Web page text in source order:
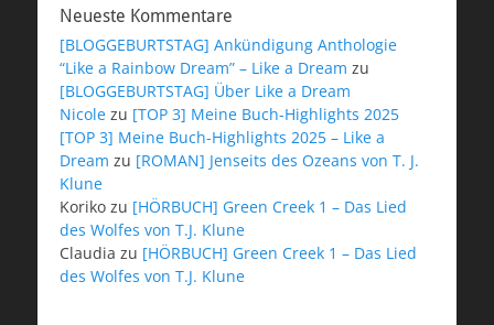
Neueste Kommentare
[BLOGGEBURTSTAG] Ankündigung Anthologie
“Like a Rainbow Dream” – Like a Dream zu
[BLOGGEBURTSTAG] Über Like a Dream
Nicole zu [TOP 3] Meine Buch-Highlights 2025
[TOP 3] Meine Buch-Highlights 2025 – Like a
Dream zu [ROMAN] Jenseits des Ozeans von T. J.
Klune
Koriko zu [HÖRBUCH] Green Creek 1 – Das Lied
des Wolfes von T.J. Klune
Claudia zu [HÖRBUCH] Green Creek 1 – Das Lied
des Wolfes von T.J. Klune